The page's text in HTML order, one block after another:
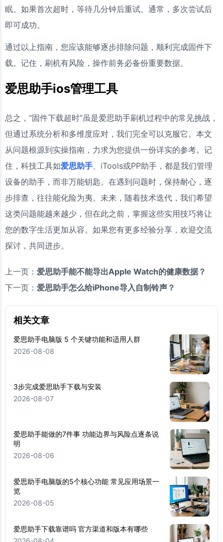
眠。如果首次超时，等待几分钟后重试。通常，多次尝试后
即可成功。
通过以上指南，您应该能够逐步排除问题，顺利完成固件下
载。记住，刷机有风险，操作前务必备份重要数据。
爱思助手ios管理工具
总之，“固件下载超时”虽是爱思助手刷机过程中的常见挑战，
但通过系统分析和多维度应对，我们完全可以克服它。本文
从问题根源到实操指南，力求为您提供一份详实的参考。记
住，科技工具如爱思助手 、iTools或PP助手，都是我们管理
设备的助手，而非万能钥匙。在遇到问题时，保持耐心，逐
步排查，往往能化险为夷。未来，随着技术迭代，我们希望
这类问题能越来越少，但在此之前，掌握这些实用技巧将让
您的数字生活更加从容。如果您有更多经验分享，欢迎交流
探讨，共同进步。
上一页： 爱思助手能不能导出Apple Watch的健康数据？
下一页： 爱思助手怎么给iPhone导入自制铃声？
相关文章
爱思助手电脑版 5 个关键功能和适用人群
2026-08-08
3步完成爱思助手下载与安装
2026-08-07
爱思助手能做的7件事 功能边界与风险点逐条说
明
2026-08-06
爱思助手电脑版的5个核心功能 常见应用场景一
览
2026-08-05
爱思助手下载靠谱吗 官方渠道和版本有哪些